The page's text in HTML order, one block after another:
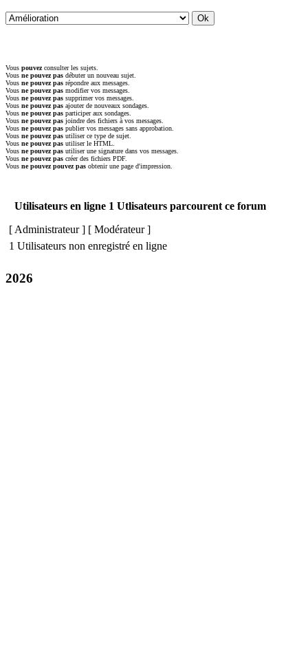
Vous pouvezconsulter les sujets.
Vous ne pouvez pas débuter un nouveau sujet.
Vous ne pouvez pas répondre aux messages.
Vous ne pouvez pas modifier vos messages.
Vous ne pouvez pas supprimer vos messages.
Vous ne pouvez pas ajouter de nouveaux sondages.
Vous ne pouvez pas participer aux sondages.
Vous ne pouvez pas joindre des fichiers à vos messages.
Vous ne pouvez pas publier vos messages sans approbation.
Vous ne pouvez pas utiliser ce type de sujet.
Vous ne pouvez pas utiliser le HTML.
Vous ne pouvez pas utiliser une signature dans vos messages.
Vous ne pouvez pas créer des fichiers PDF.
Vous ne pouvez pouvez pas obtenir une page d'impression.
Utilisateurs en ligne 1 Utlisateurs parcourent ce forum
[ Administrateur] [ Modérateur]
1 Utilisateurs non enregistré en ligne
2026